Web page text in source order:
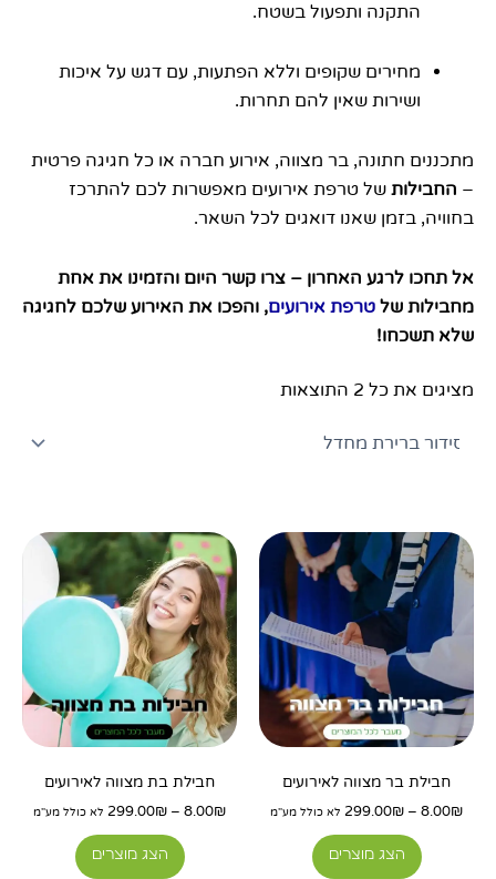
התקנה ותפעול בשטח.
מחירים שקופים וללא הפתעות, עם דגש על איכות
ושירות שאין להם תחרות.
מתכננים חתונה, בר מצווה, אירוע חברה או כל חגיגה פרטית
– החבילות של טרפת אירועים מאפשרות לכם להתרכז
בחוויה, בזמן שאנו דואגים לכל השאר.
אל תחכו לרגע האחרון – צרו קשר היום והזמינו את אחת
מחבילות של טרפת אירועים, והפכו את האירוע שלכם לחגיגה
שלא תשכחו!
מציגים את כל ⁦2⁩ התוצאות
חבילת בר מצווה לאירועים
8.00₪
–
299.00₪
טווח
מחירים:
עד
לא כולל מע"מ
הצג מוצרים
חבילת בת מצווה לאירועים
8.00₪
–
299.00₪
טווח
מחירים:
עד
לא כולל מע"מ
הצג מוצרים